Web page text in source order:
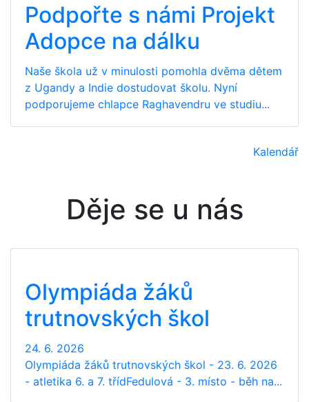
Podpořte s námi Projekt
Adopce na dálku
Naše škola už v minulosti pomohla dvěma dětem
z Ugandy a Indie dostudovat školu. Nyní
podporujeme chlapce Raghavendru ve studiu...
Kalendář
Děje se u nás
Olympiáda žáků
trutnovských škol
24. 6. 2026
Olympiáda žáků trutnovských škol - 23. 6. 2026
- atletika 6. a 7. třídFedulová - 3. místo - běh na...